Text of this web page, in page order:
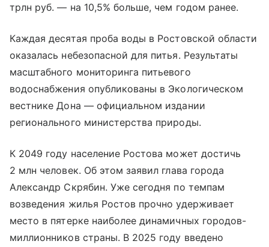
трлн руб. — на 10,5% больше, чем годом ранее.
Каждая десятая проба воды в Ростовской области
оказалась небезопасной для питья. Результаты
масштабного мониторинга питьевого
водоснабжения опубликованы в Экологическом
вестнике Дона — официальном издании
регионального министерства природы.
К 2049 году население Ростова может достичь
2 млн человек. Об этом заявил глава города
Александр Скрябин. Уже сегодня по темпам
возведения жилья Ростов прочно удерживает
место в пятерке наиболее динамичных городов-
миллионников страны. В 2025 году введено